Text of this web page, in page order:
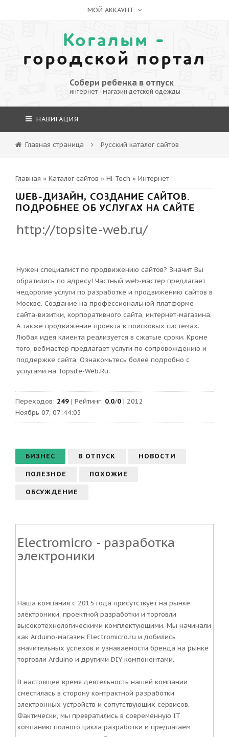
МОЙ АККАУНТ
Когалым -
городской портал
Собери ребенка в отпуск
интернет - магазин детской одежды
НАВИГАЦИЯ
Главная страница Русский каталог сайтов
Главная » Каталог сайтов » Hi-Tech » Интернет
WEB-ДИЗАЙН, СОЗДАНИЕ САЙТОВ.
ПОДРОБНЕЕ ОБ УСЛУГАХ НА САЙТЕ
http://topsite-web.ru/
Нужен специалист по продвижению сайтов? Значит Вы
обратились по адресу! Частный web-мастер предлагает
недорогие услуги по разработке и продвижению сайтов в
Москве. Создание на профессиональной платформе
сайта-визитки, корпоративного сайта, интернет-магазина.
А также продвижение проекта в поисковых системах.
Любая идея клиента реализуется в сжатые сроки. Кроме
того, вебмастер предлагает услуги по сопровождению и
поддержке сайта. Ознакомьтесь более подробно с
услугами на Topsite-Web.Ru.
Переходов: 249 | Рейтинг: 0.0/0 | 2012
Ноябрь 07, 07:44:03
БИЗНЕС В ОТПУСК НОВОСТИ
ПОЛЕЗНОЕ ПОХОЖИЕ
ОБСУЖДЕНИЕ
Electromicro - разработка
электроники
Наша компания с 2015 года присутствует на рынке
электроники, проектной разработки и торговли
высокотехнологическими комплектующими. Мы начинали
как Arduino-магазин Electromicro.ru и добились
значительных успехов и узнаваемости бренда на рынке
торговли Arduino и другими DIY компонентами.
В настоящее время деятельность нашей компании
сместилась в сторону контрактной разработки
электронных устройств и сопутствующих сервисов.
Фактически, мы превратились в современную IT
компанию полного цикла разработки и предлагаем